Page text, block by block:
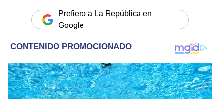
Prefiero a La República en
Google